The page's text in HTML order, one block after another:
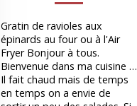
Gratin de ravioles aux
épinards au four ou à l'Air
Fryer Bonjour à tous.
Bienvenue dans ma cuisine …
Il fait chaud mais de temps
en temps on a envie de